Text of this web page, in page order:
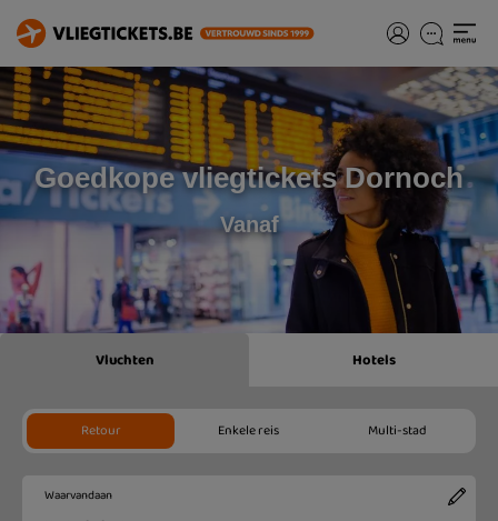
Goedkope vliegtickets Dornoch
Vanaf